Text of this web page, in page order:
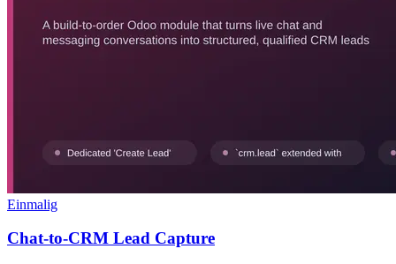
Einmalig
Chat-to-CRM Lead Capture